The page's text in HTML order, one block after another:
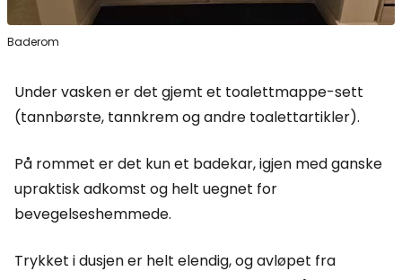
Baderom
Under vasken er det gjemt et toalettmappe-sett
(tannbørste, tannkrem og andre toalettartikler).
På rommet er det kun et badekar, igjen med ganske
upraktisk adkomst og helt uegnet for
bevegelseshemmede.
Trykket i dusjen er helt elendig, og avløpet fra